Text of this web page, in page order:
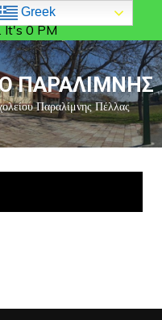
It's 0 PM
ΠΑΡΑΛΙΜΝΗΣ
Παραλίμνης Πέλλας
Greek